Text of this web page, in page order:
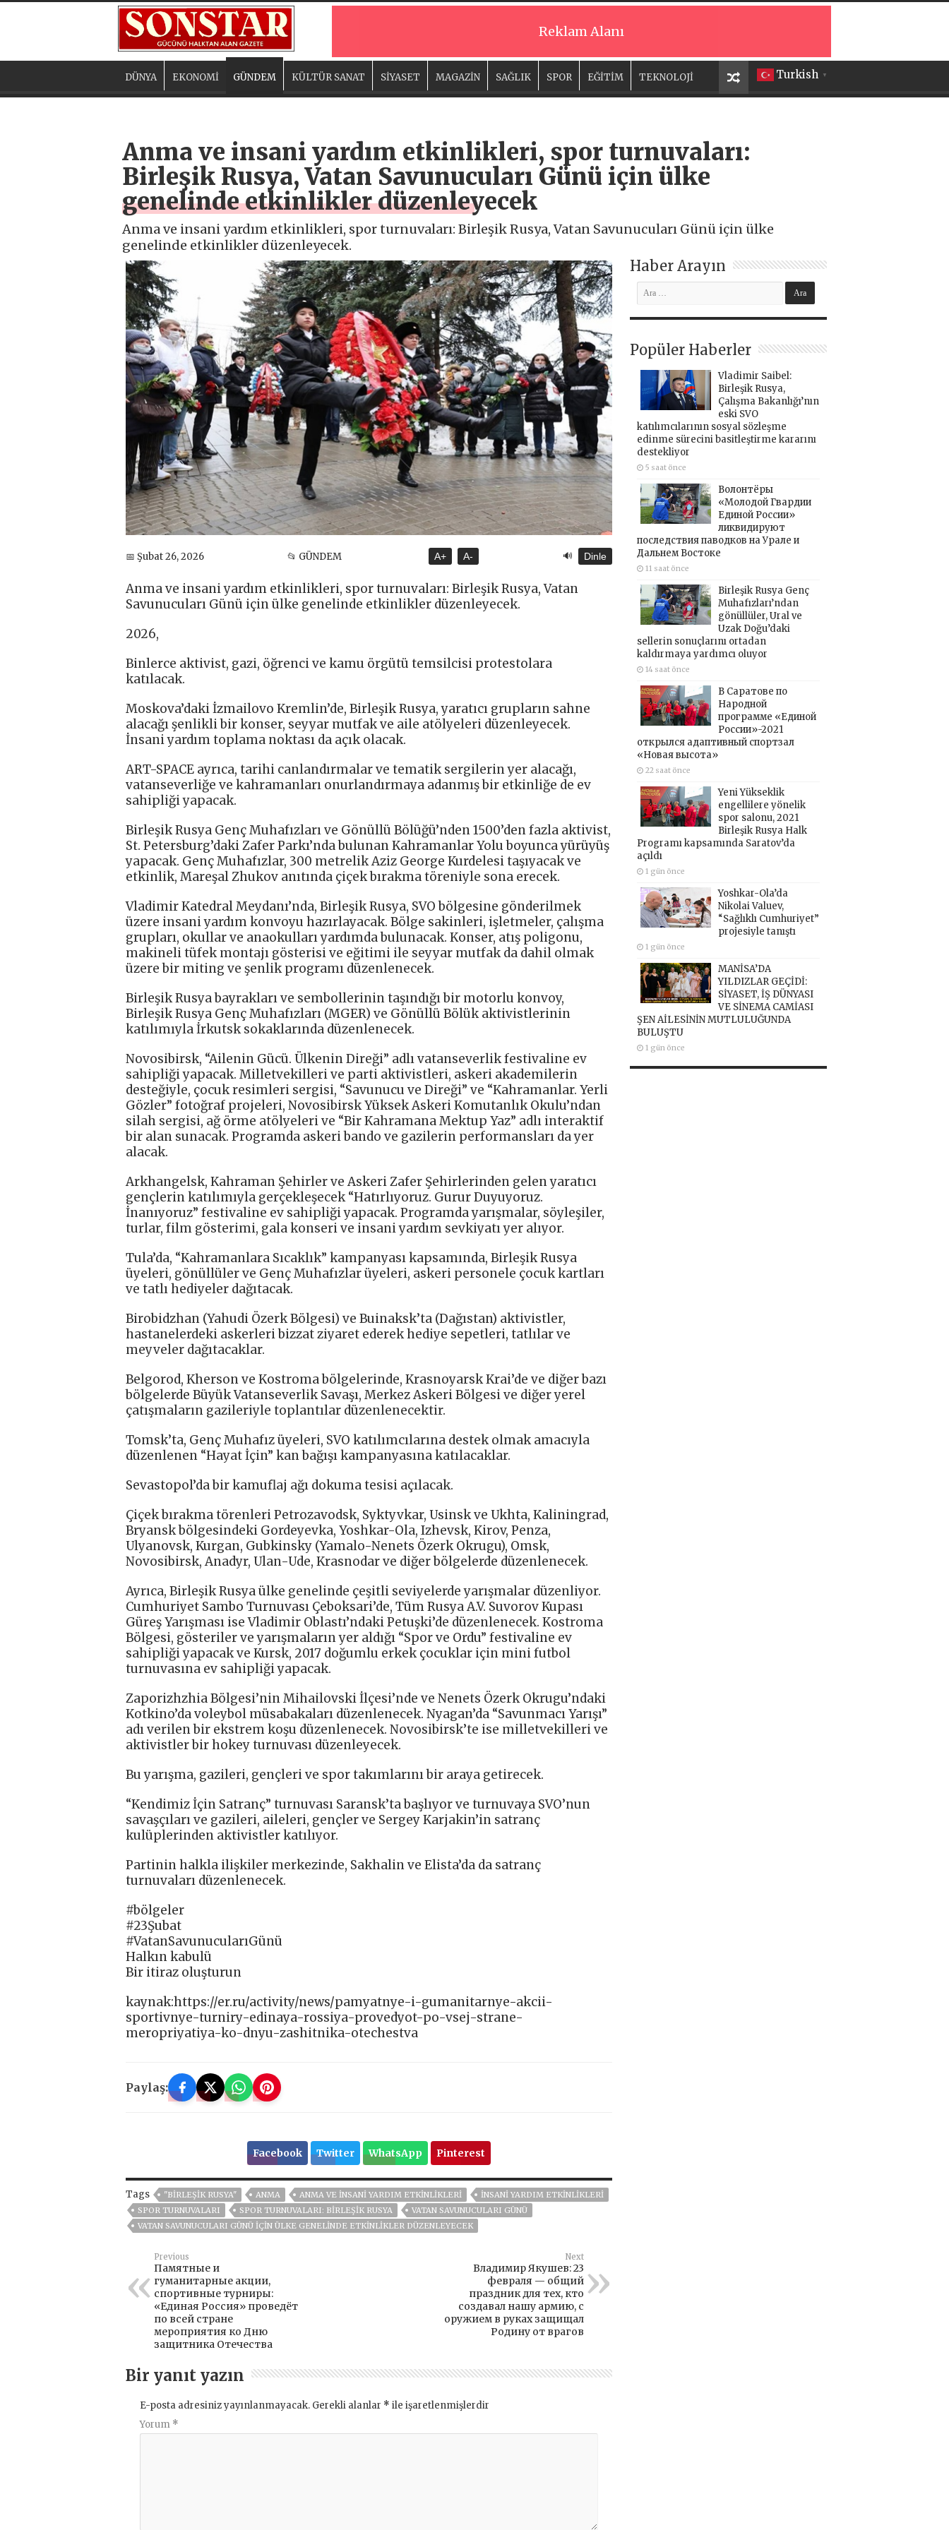
Reklam Alanı
Turkish ▼
DÜNYA EKONOMİ GÜNDEM KÜLTÜR SANAT SİYASET MAGAZİN SAĞLIK SPOR EĞİTİM TEKNOLOJİ
Anma ve insani yardım etkinlikleri, spor turnuvaları:
Birleşik Rusya, Vatan Savunucuları Günü için ülke
genelinde etkinlikler düzenleyecek
Anma ve insani yardım etkinlikleri, spor turnuvaları: Birleşik Rusya, Vatan Savunucuları Günü için ülke
genelinde etkinlikler düzenleyecek.
📅 Şubat 26, 2026 📂 GÜNDEM A+ A- 🔊 Dinle
Anma ve insani yardım etkinlikleri, spor turnuvaları: Birleşik Rusya, Vatan
Savunucuları Günü için ülke genelinde etkinlikler düzenleyecek.
2026,
Binlerce aktivist, gazi, öğrenci ve kamu örgütü temsilcisi protestolara
katılacak.
Moskova’daki İzmailovo Kremlin’de, Birleşik Rusya, yaratıcı grupların sahne
alacağı şenlikli bir konser, seyyar mutfak ve aile atölyeleri düzenleyecek.
İnsani yardım toplama noktası da açık olacak.
ART-SPACE ayrıca, tarihi canlandırmalar ve tematik sergilerin yer alacağı,
vatanseverliğe ve kahramanları onurlandırmaya adanmış bir etkinliğe de ev
sahipliği yapacak.
Birleşik Rusya Genç Muhafızları ve Gönüllü Bölüğü’nden 1500’den fazla aktivist,
St. Petersburg’daki Zafer Parkı’nda bulunan Kahramanlar Yolu boyunca yürüyüş
yapacak. Genç Muhafızlar, 300 metrelik Aziz George Kurdelesi taşıyacak ve
etkinlik, Mareşal Zhukov anıtında çiçek bırakma töreniyle sona erecek.
Vladimir Katedral Meydanı’nda, Birleşik Rusya, SVO bölgesine gönderilmek
üzere insani yardım konvoyu hazırlayacak. Bölge sakinleri, işletmeler, çalışma
grupları, okullar ve anaokulları yardımda bulunacak. Konser, atış poligonu,
makineli tüfek montajı gösterisi ve eğitimi ile seyyar mutfak da dahil olmak
üzere bir miting ve şenlik programı düzenlenecek.
Birleşik Rusya bayrakları ve sembollerinin taşındığı bir motorlu konvoy,
Birleşik Rusya Genç Muhafızları (MGER) ve Gönüllü Bölük aktivistlerinin
katılımıyla İrkutsk sokaklarında düzenlenecek.
Novosibirsk, “Ailenin Gücü. Ülkenin Direği” adlı vatanseverlik festivaline ev
sahipliği yapacak. Milletvekilleri ve parti aktivistleri, askeri akademilerin
desteğiyle, çocuk resimleri sergisi, “Savunucu ve Direği” ve “Kahramanlar. Yerli
Gözler” fotoğraf projeleri, Novosibirsk Yüksek Askeri Komutanlık Okulu’ndan
silah sergisi, ağ örme atölyeleri ve “Bir Kahramana Mektup Yaz” adlı interaktif
bir alan sunacak. Programda askeri bando ve gazilerin performansları da yer
alacak.
Arkhangelsk, Kahraman Şehirler ve Askeri Zafer Şehirlerinden gelen yaratıcı
gençlerin katılımıyla gerçekleşecek “Hatırlıyoruz. Gurur Duyuyoruz.
İnanıyoruz” festivaline ev sahipliği yapacak. Programda yarışmalar, söyleşiler,
turlar, film gösterimi, gala konseri ve insani yardım sevkiyatı yer alıyor.
Tula’da, “Kahramanlara Sıcaklık” kampanyası kapsamında, Birleşik Rusya
üyeleri, gönüllüler ve Genç Muhafızlar üyeleri, askeri personele çocuk kartları
ve tatlı hediyeler dağıtacak.
Birobidzhan (Yahudi Özerk Bölgesi) ve Buinaksk’ta (Dağıstan) aktivistler,
hastanelerdeki askerleri bizzat ziyaret ederek hediye sepetleri, tatlılar ve
meyveler dağıtacaklar.
Belgorod, Kherson ve Kostroma bölgelerinde, Krasnoyarsk Krai’de ve diğer bazı
bölgelerde Büyük Vatanseverlik Savaşı, Merkez Askeri Bölgesi ve diğer yerel
çatışmaların gazileriyle toplantılar düzenlenecektir.
Tomsk’ta, Genç Muhafız üyeleri, SVO katılımcılarına destek olmak amacıyla
düzenlenen “Hayat İçin” kan bağışı kampanyasına katılacaklar.
Sevastopol’da bir kamuflaj ağı dokuma tesisi açılacak.
Çiçek bırakma törenleri Petrozavodsk, Syktyvkar, Usinsk ve Ukhta, Kaliningrad,
Bryansk bölgesindeki Gordeyevka, Yoshkar-Ola, Izhevsk, Kirov, Penza,
Ulyanovsk, Kurgan, Gubkinsky (Yamalo-Nenets Özerk Okrugu), Omsk,
Novosibirsk, Anadyr, Ulan-Ude, Krasnodar ve diğer bölgelerde düzenlenecek.
Ayrıca, Birleşik Rusya ülke genelinde çeşitli seviyelerde yarışmalar düzenliyor.
Cumhuriyet Sambo Turnuvası Çeboksari’de, Tüm Rusya A.V. Suvorov Kupası
Güreş Yarışması ise Vladimir Oblastı’ndaki Petuşki’de düzenlenecek. Kostroma
Bölgesi, gösteriler ve yarışmaların yer aldığı “Spor ve Ordu” festivaline ev
sahipliği yapacak ve Kursk, 2017 doğumlu erkek çocuklar için mini futbol
turnuvasına ev sahipliği yapacak.
Zaporizhzhia Bölgesi’nin Mihailovski İlçesi’nde ve Nenets Özerk Okrugu’ndaki
Kotkino’da voleybol müsabakaları düzenlenecek. Nyagan’da “Savunmacı Yarışı”
adı verilen bir ekstrem koşu düzenlenecek. Novosibirsk’te ise milletvekilleri ve
aktivistler bir hokey turnuvası düzenleyecek.
Bu yarışma, gazileri, gençleri ve spor takımlarını bir araya getirecek.
“Kendimiz İçin Satranç” turnuvası Saransk’ta başlıyor ve turnuvaya SVO’nun
savaşçıları ve gazileri, aileleri, gençler ve Sergey Karjakin’in satranç
kulüplerinden aktivistler katılıyor.
Partinin halkla ilişkiler merkezinde, Sakhalin ve Elista’da da satranç
turnuvaları düzenlenecek.
#bölgeler
#23Şubat
#VatanSavunucularıGünü
Halkın kabulü
Bir itiraz oluşturun
kaynak:https://er.ru/activity/news/pamyatnye-i-gumanitarnye-akcii-
sportivnye-turniry-edinaya-rossiya-provedyot-po-vsej-strane-
meropriyatiya-ko-dnyu-zashitnika-otechestva
Paylaş:
Facebook Twitter WhatsApp Pinterest
Tags "BIRLEŞIK RUSYA" ANMA ANMA VE INSANI YARDIM ETKINLIKLERI
INSANI YARDIM ETKINLIKLERI
SPOR TURNUVALARI
SPOR TURNUVALARI: BIRLEŞIK RUSYA
VATAN SAVUNUCULARI GÜNÜ
VATAN SAVUNUCULARI GÜNÜ IÇIN ÜLKE GENELINDE ETKINLIKLER DÜZENLEYECEK
Previous
Памятные и
гуманитарные акции,
спортивные турниры:
«Единая Россия» проведёт
по всей стране
мероприятия ко Дню
защитника Отечества
Next
Владимир Якушев: 23
февраля — общий
праздник для тех, кто
создавал нашу армию, с
оружием в руках защищал
Родину от врагов
Bir yanıt yazın
E-posta adresiniz yayınlanmayacak. Gerekli alanlar * ile işaretlenmişlerdir
Yorum *
Haber Arayın
Popüler Haberler
Vladimir Saibel:
Birleşik Rusya,
Çalışma Bakanlığı’nın
eski SVO
katılımcılarının sosyal sözleşme
edinme sürecini basitleştirme kararını
destekliyor
5 saat önce
Волонтёры
«Молодой Гвардии
Единой России»
ликвидируют
последствия паводков на Урале и
Дальнем Востоке
11 saat önce
Birleşik Rusya Genç
Muhafızları’ndan
gönüllüler, Ural ve
Uzak Doğu’daki
sellerin sonuçlarını ortadan
kaldırmaya yardımcı oluyor
14 saat önce
В Саратове по
Народной
программе «Единой
России»-2021
открылся адаптивный спортзал
«Новая высота»
22 saat önce
Yeni Yükseklik
engellilere yönelik
spor salonu, 2021
Birleşik Rusya Halk
Programı kapsamında Saratov’da
açıldı
1 gün önce
Yoshkar-Ola’da
Nikolai Valuev,
“Sağlıklı Cumhuriyet”
projesiyle tanıştı
1 gün önce
MANİSA’DA
YILDIZLAR GEÇİDİ:
SİYASET, İŞ DÜNYASI
VE SİNEMA CAMİASI
ŞEN AİLESİNİN MUTLULUĞUNDA
BULUŞTU
1 gün önce